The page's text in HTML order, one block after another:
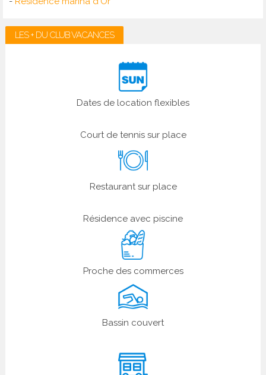
LES + DU CLUB VACANCES
Dates de location flexibles
Court de tennis sur place
Restaurant sur place
Résidence avec piscine
Proche des commerces
Bassin couvert